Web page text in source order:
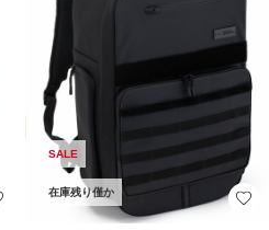
SALE
在庫残り僅か